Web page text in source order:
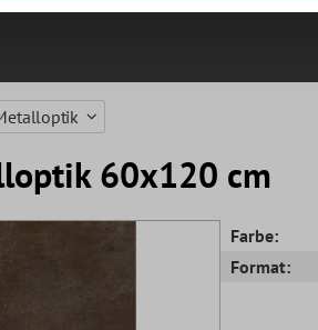
60x120 cm
Farbe:
Format: